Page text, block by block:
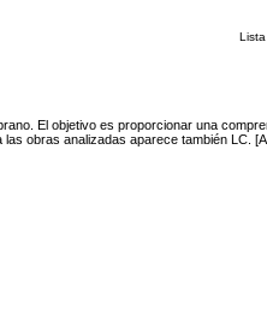
Lista
El objetivo es proporcionar una
obras analizadas aparece también LC.